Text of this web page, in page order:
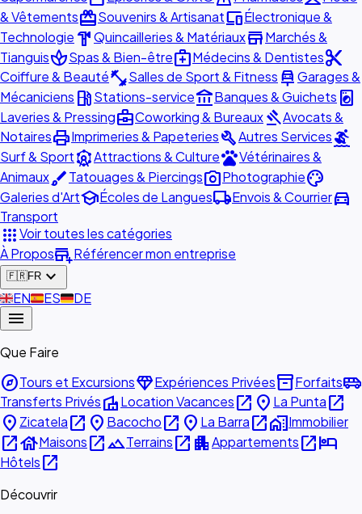
& VêtementsredeemSouvenirs & ArtisanatdevicesÉlectronique &
Technologie hardwareQuincailleries & MatériauxstoreMarchés &
TianguisspaSpas & Bien-êtremedical_servicesMédecins & Dentistescontent_cut
Coiffure & Beautéfitness_centerSalles de Sport & Fitness car_repairGarages &
Mécaniciens local_gas_stationStations-serviceaccount_balanceBanques & Guichets local_laundry_service
Laveries & Pressingbusiness_centerCoworking & BureauxgavelAvocats &
NotairesprintImprimeries & PapeteriesbuildAutres Servicessurfing
Surf & SportattractionsAttractions & CulturepetsVétérinaires &
AnimauxbrushTatouages & Piercingsphoto_cameraPhotographiepalette
Galeries d'ArtschoolÉcoles de Langueslocal_shippingEnvois & Courrierdirections_car
Transport
appsVoir toutes les catégories
À Proposadd_businessRéférencer mon entreprise
🇫🇷FR expand_more
🇬🇧EN🇪🇸ES🇩🇪DE
menu
Que Faire
exploreTours et ExcursionsdiamondExpériences Privéesinventory_2Forfaitsairport_shuttle
Transferts PrivésvillaLocation Vacancesopen_in_new place La Puntaopen_in_new
place Zicatelaopen_in_new place Bacochoopen_in_new place La Barraopen_in_newhome_workImmobilier
open_in_newhouseMaisonsopen_in_newlandscapeTerrainsopen_in_new apartmentAppartementsopen_in_newhotel
Hôtelsopen_in_new
Découvrir